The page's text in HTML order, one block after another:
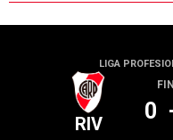
LIGA
RIV 0